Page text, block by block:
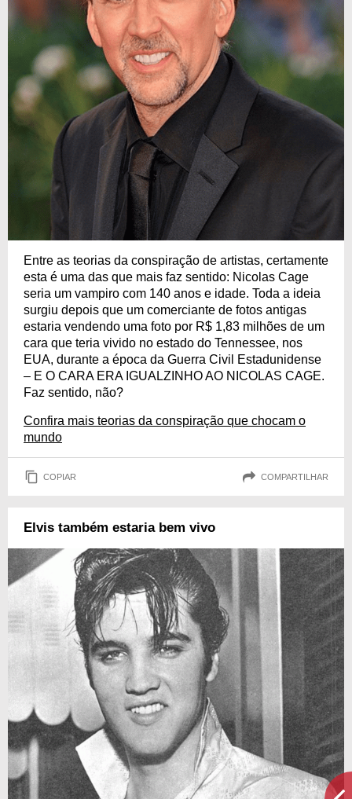
Entre as teorias da conspiração de artistas, certamente
esta é uma das que mais faz sentido: Nicolas Cage
seria um vampiro com 140 anos e idade. Toda a ideia
surgiu depois que um comerciante de fotos antigas
estaria vendendo uma foto por R$ 1,83 milhões de um
cara que teria vivido no estado do Tennessee, nos
EUA, durante a época da Guerra Civil Estadunidense
– E O CARA ERA IGUALZINHO AO NICOLAS CAGE.
Faz sentido, não?
Confira mais teorias da conspiração que chocam o
mundo
COPIAR COMPARTILHAR
Elvis também estaria bem vivo